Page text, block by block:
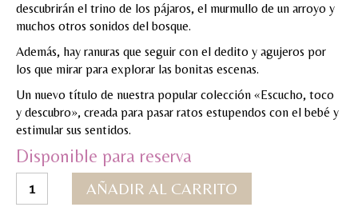
BLOG
MI CUENTA
Valoraciones y opiniones de TejiendoLEE un
cuento
descubrirán el trino de los pájaros, el murmullo de un arroyo y
muchos otros sonidos del bosque.
Además, hay ranuras que seguir con el dedito y agujeros por
los que mirar para explorar las bonitas escenas.
Un nuevo título de nuestra popular colección «Escucho, toco
y descubro», creada para pasar ratos estupendos con el bebé y
estimular sus sentidos.
Disponible para reserva
suena
AÑADIR AL CARRITO